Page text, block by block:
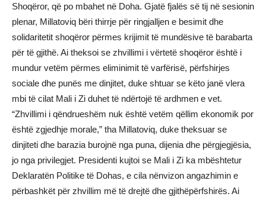
Shoqëror, që po mbahet në Doha. Gjatë fjalës së tij në sesionin
plenar, Millatoviq bëri thirrje për ringjalljen e besimit dhe
solidaritetit shoqëror përmes krijimit të mundësive të barabarta
për të gjithë. Ai theksoi se zhvillimi i vërtetë shoqëror është i
mundur vetëm përmes eliminimit të varfërisë, përfshirjes
sociale dhe punës me dinjitet, duke shtuar se këto janë vlera
mbi të cilat Mali i Zi duhet të ndërtojë të ardhmen e vet.
“Zhvillimi i qëndrueshëm nuk është vetëm qëllim ekonomik por
është zgjedhje morale,” tha Millatoviq, duke theksuar se
dinjiteti dhe barazia burojnë nga puna, dijenia dhe përgjegjësia,
jo nga privilegjet. Presidenti kujtoi se Mali i Zi ka mbështetur
Deklaratën Politike të Dohas, e cila nënvizon angazhimin e
përbashkët për zhvillim më të drejtë dhe gjithëpërfshirës. Ai